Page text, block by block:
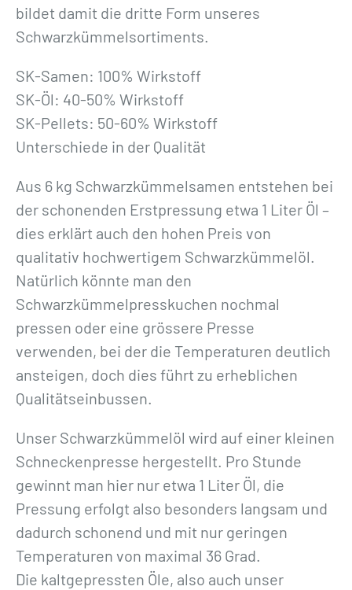
bildet damit die dritte Form unseres
Schwarzkümmelsortiments.
SK-Samen: 100% Wirkstoff
SK-Öl: 40-50% Wirkstoff
SK-Pellets: 50-60% Wirkstoff
Unterschiede in der Qualität
Aus 6 kg Schwarzkümmelsamen entstehen bei
der schonenden Erstpressung etwa 1 Liter Öl –
dies erklärt auch den hohen Preis von
qualitativ hochwertigem Schwarzkümmelöl.
Natürlich könnte man den
Schwarzkümmelpresskuchen nochmal
pressen oder eine grössere Presse
verwenden, bei der die Temperaturen deutlich
ansteigen, doch dies führt zu erheblichen
Qualitätseinbussen.
Unser Schwarzkümmelöl wird auf einer kleinen
Schneckenpresse hergestellt. Pro Stunde
gewinnt man hier nur etwa 1 Liter Öl, die
Pressung erfolgt also besonders langsam und
dadurch schonend und mit nur geringen
Temperaturen von maximal 36 Grad.
Die kaltgepressten Öle, also auch unser